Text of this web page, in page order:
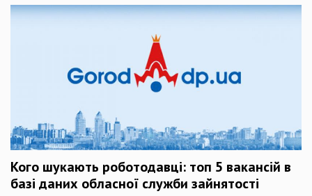
Кого шукають роботодавці: топ 5 вакансій в
базі даних обласної служби зайнятості